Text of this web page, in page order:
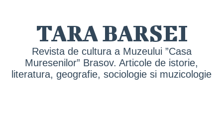
TARA BARSEI
Revista de cultura a Muzeului ”Casa
Muresenilor” Brasov. Articole de istorie,
literatura, geografie, sociologie si muzicologie